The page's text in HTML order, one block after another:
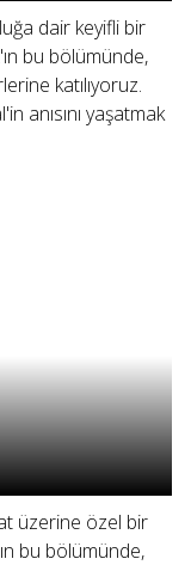
dair keyifli bir
bu bölümünde,
katılıyoruz.
anısını yaşatmak
üzerine özel bir
bu bölümünde,